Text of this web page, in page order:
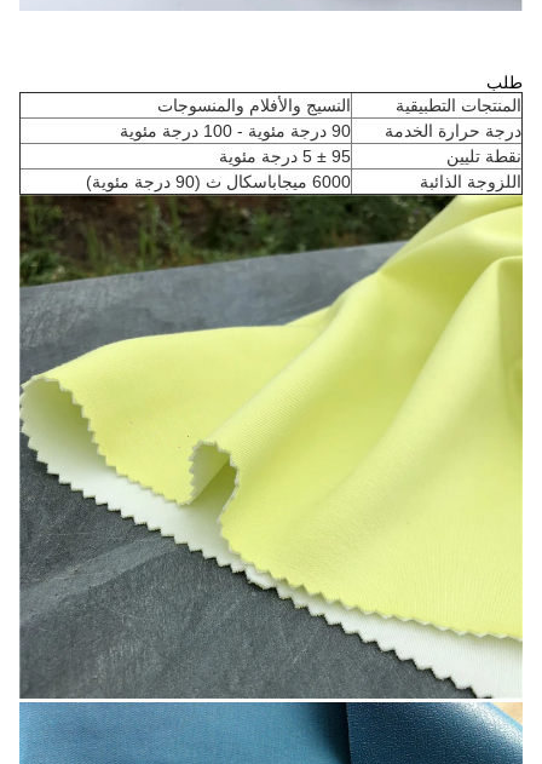
طلب
المنتجات التطبيقية
النسيج والأفلام والمنسوجات
درجة حرارة الخدمة
90 درجة مئوية - 100 درجة مئوية
نقطة تليين
95 ± 5 درجة مئوية
اللزوجة الذائبة
6000 ميجاباسكال ث (90 درجة مئوية)